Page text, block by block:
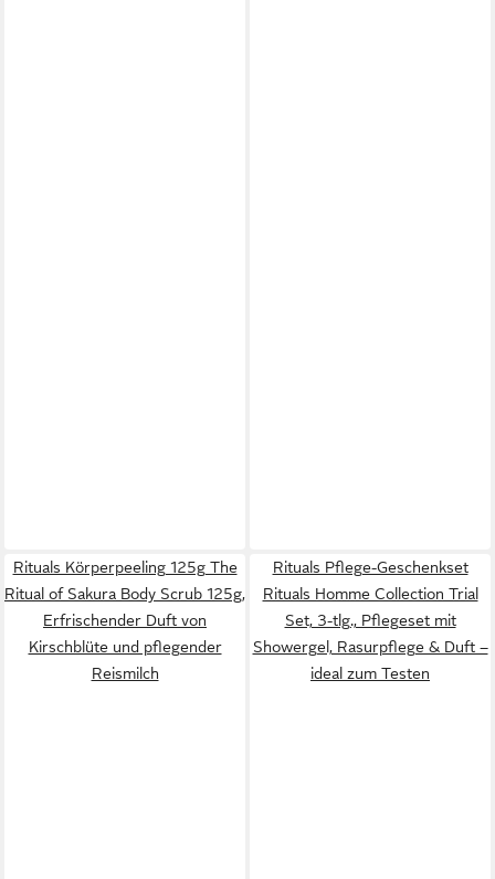
Rituals Körperpeeling 125g The
Ritual of Sakura Body Scrub 125g,
Erfrischender Duft von
Kirschblüte und pflegender
Reismilch
Rituals Pflege-Geschenkset
Rituals Homme Collection Trial
Set, 3-tlg., Pflegeset mit
Showergel, Rasurpflege & Duft –
ideal zum Testen